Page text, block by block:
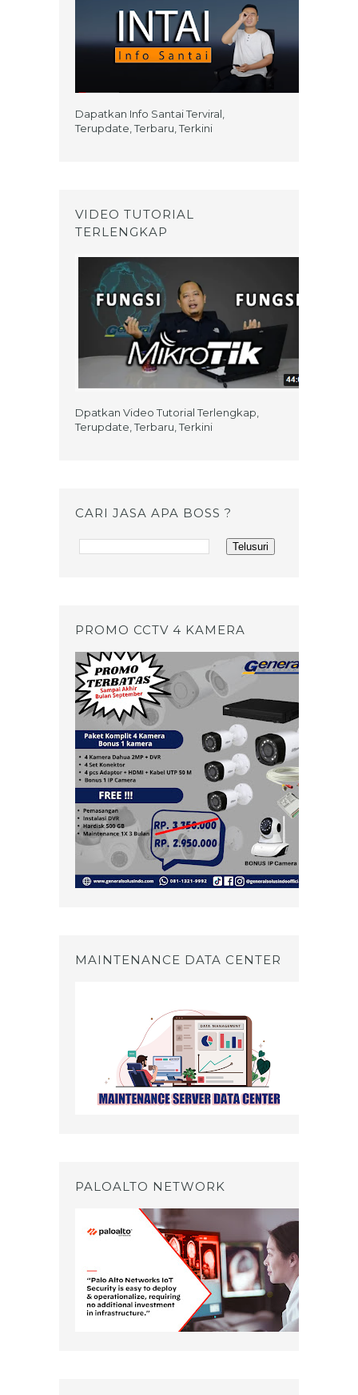
Dapatkan Info Santai Terviral,
Terupdate, Terbaru, Terkini
VIDEO TUTORIAL
TERLENGKAP
Dpatkan Video Tutorial Terlengkap,
Terupdate, Terbaru, Terkini
CARI JASA APA BOSS ?
PROMO CCTV 4 KAMERA
MAINTENANCE DATA CENTER
PALOALTO NETWORK